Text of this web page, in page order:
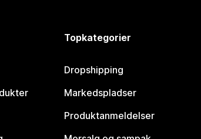
Topkategorier
Dropshipping
Markedspladser
Produktanmeldelser